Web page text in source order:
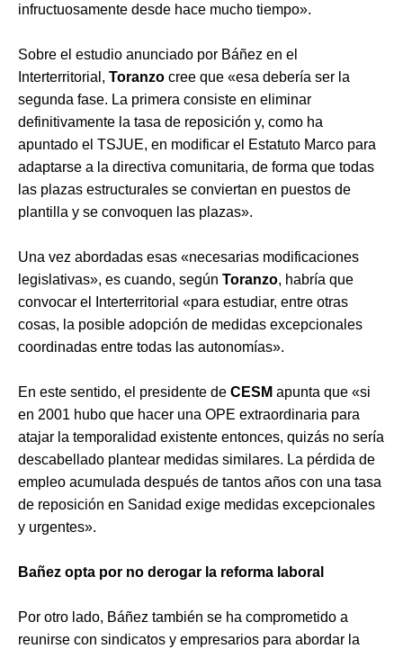
infructuosamente desde hace mucho tiempo».
Sobre el estudio anunciado por Báñez en el
Interterritorial, Toranzo cree que «esa debería ser la
segunda fase. La primera consiste en eliminar
definitivamente la tasa de reposición y, como ha
apuntado el TSJUE, en modificar el Estatuto Marco para
adaptarse a la directiva comunitaria, de forma que todas
las plazas estructurales se conviertan en puestos de
plantilla y se convoquen las plazas».
Una vez abordadas esas «necesarias modificaciones
legislativas», es cuando, según Toranzo, habría que
convocar el Interterritorial «para estudiar, entre otras
cosas, la posible adopción de medidas excepcionales
coordinadas entre todas las autonomías».
En este sentido, el presidente de CESM apunta que «si
en 2001 hubo que hacer una OPE extraordinaria para
atajar la temporalidad existente entonces, quizás no sería
descabellado plantear medidas similares. La pérdida de
empleo acumulada después de tantos años con una tasa
de reposición en Sanidad exige medidas excepcionales
y urgentes».
Bañez opta por no derogar la reforma laboral
Por otro lado, Báñez también se ha comprometido a
reunirse con sindicatos y empresarios para abordar la